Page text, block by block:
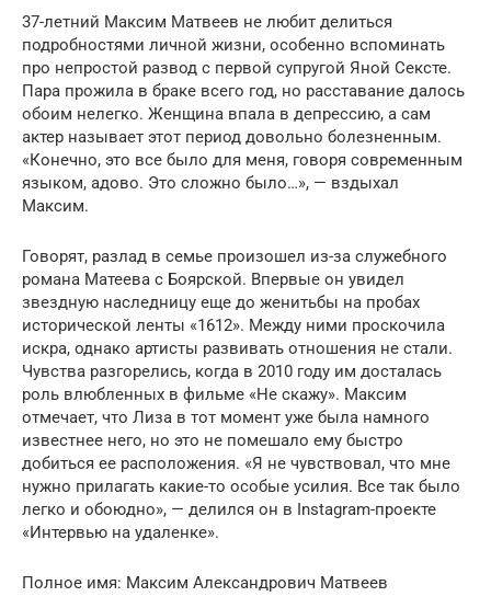
37-летний Максим Матвеев не любит делиться
подробностями личной жизни, особенно вспоминать
про непростой развод с первой супругой Яной Сексте.
Пара прожила в браке всего год, но расставание далось
обоим нелегко. Женщина впала в депрессию, а сам
актер называет этот период довольно болезненным.
«Конечно, это все было для меня, говоря современным
языком, адово. Это сложно было…», — вздыхал
Максим.
Говорят, разлад в семье произошел из-за служебного
романа Матеева с Боярской. Впервые он увидел
звездную наследницу еще до женитьбы на пробах
исторической ленты «1612». Между ними проскочила
искра, однако артисты развивать отношения не стали.
Чувства разгорелись, когда в 2010 году им досталась
роль влюбленных в фильме «Не скажу». Максим
отмечает, что Лиза в тот момент уже была намного
известнее него, но это не помешало ему быстро
добиться ее расположения. «Я не чувствовал, что мне
нужно прилагать какие-то особые усилия. Все так было
легко и обоюдно», — делился он в Instagram-проекте
«Интервью на удаленке».
Полное имя: Максим Александрович Матвеев